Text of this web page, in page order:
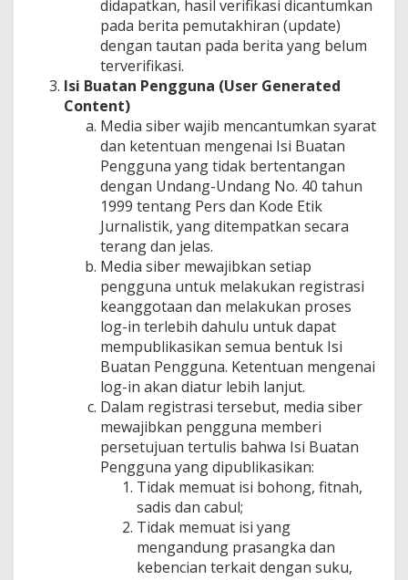
didapatkan, hasil verifikasi dicantumkan
pada berita pemutakhiran (update)
dengan tautan pada berita yang belum
terverifikasi.
Isi Buatan Pengguna (User Generated
Content)
Media siber wajib mencantumkan syarat
dan ketentuan mengenai Isi Buatan
Pengguna yang tidak bertentangan
dengan Undang-Undang No. 40 tahun
1999 tentang Pers dan Kode Etik
Jurnalistik, yang ditempatkan secara
terang dan jelas.
Media siber mewajibkan setiap
pengguna untuk melakukan registrasi
keanggotaan dan melakukan proses
log-in terlebih dahulu untuk dapat
mempublikasikan semua bentuk Isi
Buatan Pengguna. Ketentuan mengenai
log-in akan diatur lebih lanjut.
Dalam registrasi tersebut, media siber
mewajibkan pengguna memberi
persetujuan tertulis bahwa Isi Buatan
Pengguna yang dipublikasikan:
Tidak memuat isi bohong, fitnah,
sadis dan cabul;
Tidak memuat isi yang
mengandung prasangka dan
kebencian terkait dengan suku,